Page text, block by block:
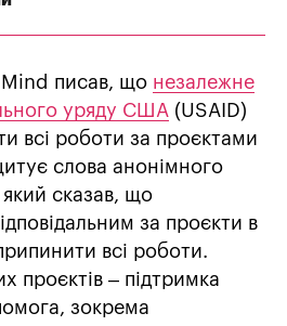
Mind писав, що незалежне
уряду США (USAID)
всі роботи за проєктами
слова анонімного
який сказав, що
за проєкти в
всі роботи.
проєктів – підтримка
зокрема